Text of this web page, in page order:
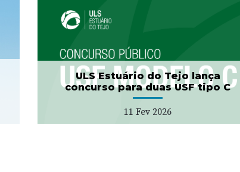
ULS Estuário do Tejo lança
concurso para duas USF tipo C
11 Fev 2026
Projeto "Bata Branca" no
27 Jan 2026